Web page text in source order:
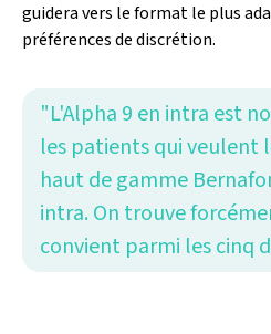
guidera vers le format le plus
préférences de discrétion.
"L'Alpha 9 en intra est
les patients qui veulent
haut de gamme
intra. On trouve
convient parmi les cinq